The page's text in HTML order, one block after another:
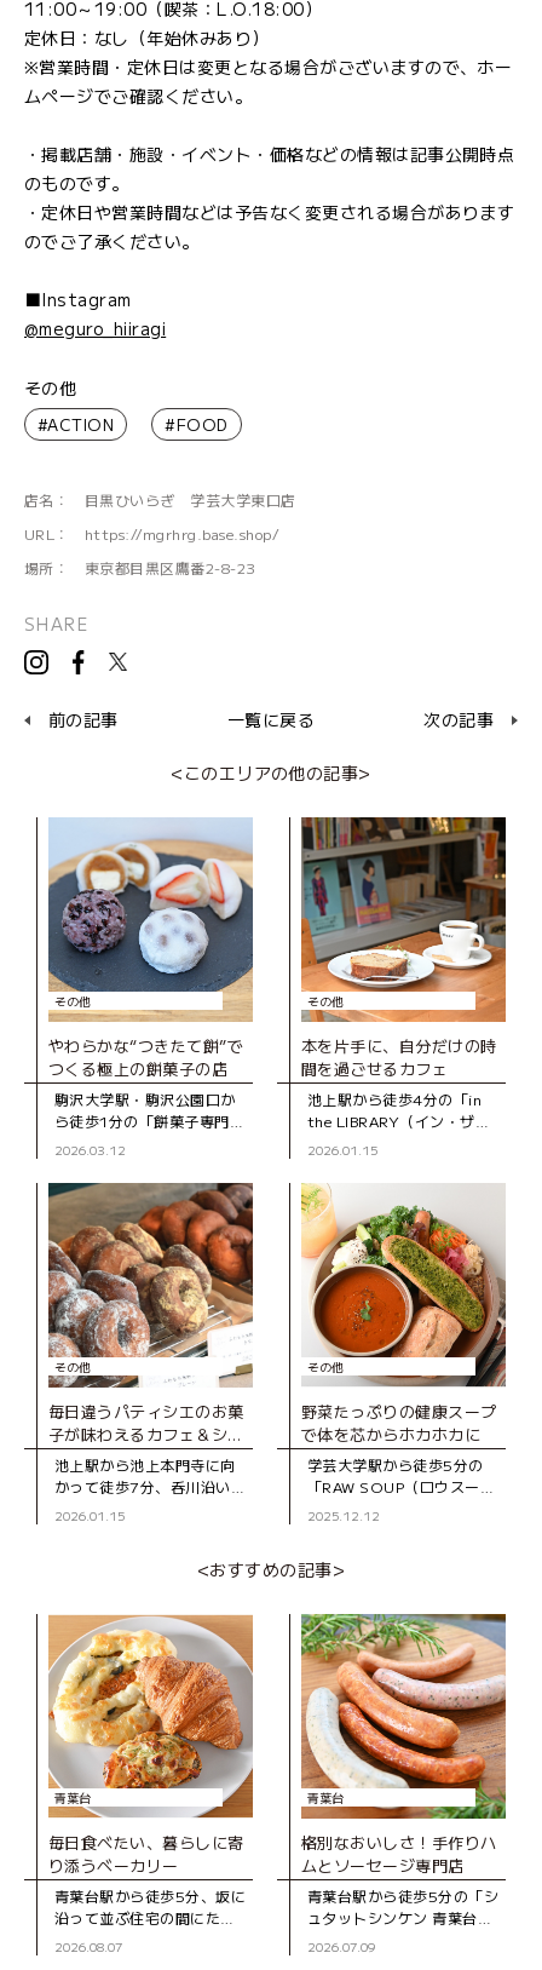
11:00～19:00（喫茶：L.O.18:00）
定休日：なし（年始休みあり）
※営業時間・定休日は変更となる場合がございますので、ホー
ムページでご確認ください。
・掲載店舗・施設・イベント・価格などの情報は記事公開時点
のものです。
・定休日や営業時間などは予告なく変更される場合があります
のでご了承ください。
■Instagram
@meguro_hiiragi
その他
#ACTION #FOOD
店名：
目黒ひいらぎ 学芸大学東口店
URL：
https://mgrhrg.base.shop/
場所：
東京都目黒区鷹番2-8-23
SHARE
前の記事 一覧に戻る 次の記事
<このエリアの他の記事>
その他
やわらかな“つきたて餅”で
つくる極上の餅菓子の店
駒沢大学駅・駒沢公園口か
ら徒歩1分の「餅菓子専門
KIKYOYA ORII（キキョウ
オープンした和菓子店で
す。 この店を手がける
2026.03.12
その他
本を片手に、自分だけの時
間を過ごせるカフェ
池上駅から徒歩4分の「in
the LIBRARY（イン・ザ・
ライブラリー）」は、2024
ートな図書室”のようなブッ
クカフェ。店内に並
2026.01.15
その他
毎日違うパティシエのお菓
子が味わえるカフェ＆ショ
ップ
池上駅から池上本門寺に向
かって徒歩7分、呑川沿いに
たたずむ一軒家の「ノミガ
をコンセプトに、日によっ
2026.01.15
その他
野菜たっぷりの健康スープ
で体を芯からホカホカに
学芸大学駅から徒歩5分の
「RAW SOUP（ロウスー
プ）学芸大学」。 “心身の
にオープンしたスープカフ
2025.12.12
<おすすめの記事>
青葉台
毎日食べたい、暮らしに寄
り添うベーカリー
青葉台駅から徒歩5分、坂に
沿って並ぶ住宅の間にたた
ずむ「ブーランジェD316
2026.08.07
青葉台
格別なおいしさ！手作りハ
ムとソーセージ専門店
青葉台駅から徒歩5分の「シ
ュタットシンケン 青葉台本
店」は、手作りハムとソー
2026.07.09